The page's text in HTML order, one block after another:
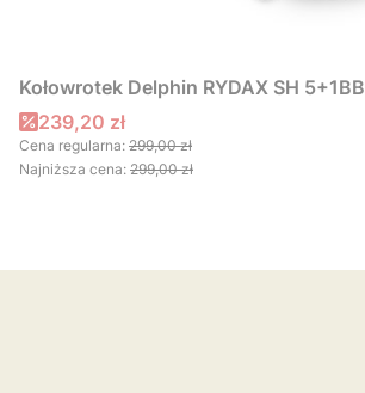
Kołowrotek Delphin RYDAX SH 5+1BB
Cena promocyjna
239,20 zł
Cena regularna: 299,00 zł
Najniższa cena: 299,00 zł